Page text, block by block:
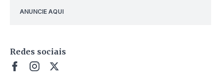
ANUNCIE AQUI
Redes sociais